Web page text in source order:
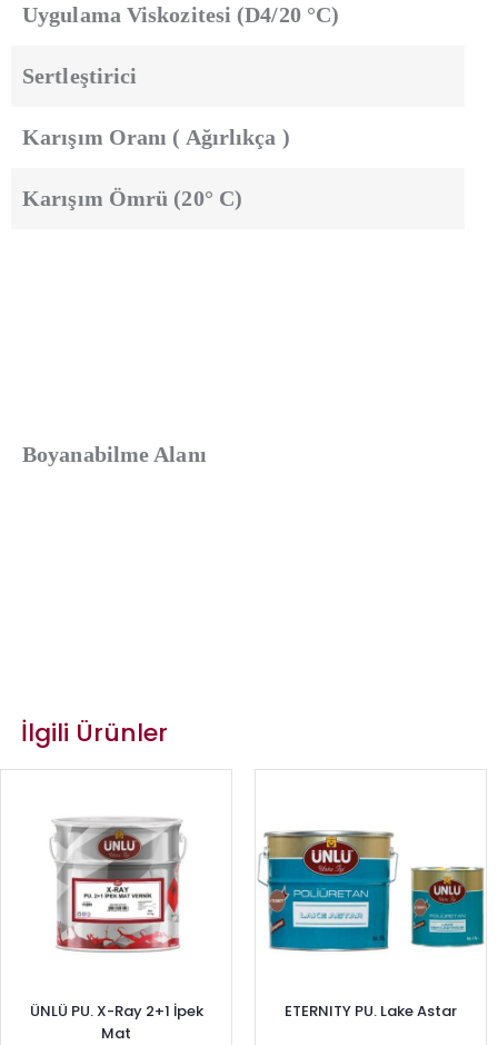
Uygulama Viskozitesi (D4/20 °C)
Sertleştirici
Karışım Oranı ( Ağırlıkça )
Karışım Ömrü (20° C)
Boyanabilme Alanı
İlgili Ürünler
ÜNLÜ PU. X-Ray 2+1 İpek
Mat
ETERNITY PU. Lake Astar